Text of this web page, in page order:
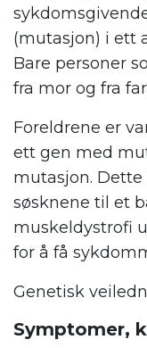
(mutasjon) i ett
Bare personer
fra mor og fra
Foreldrene er
ett gen med
mutasjon.
søsknene til et
muskeldystrofi
for å få
Genetisk
Symptomer,